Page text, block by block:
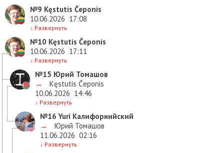
№9 Kęstutis Čeponis
10.06.2026 17:08
↓ Развернуть
№10 Kęstutis Čeponis
10.06.2026 17:11
↓ Развернуть
№15 Юрий Томашов
→
Kęstutis Čeponis
10.06.2026 14:46
↓ Развернуть
№16 Yuri Калифорнийский
→
Юрий Томашов
11.06.2026 02:16
↓ Развернуть